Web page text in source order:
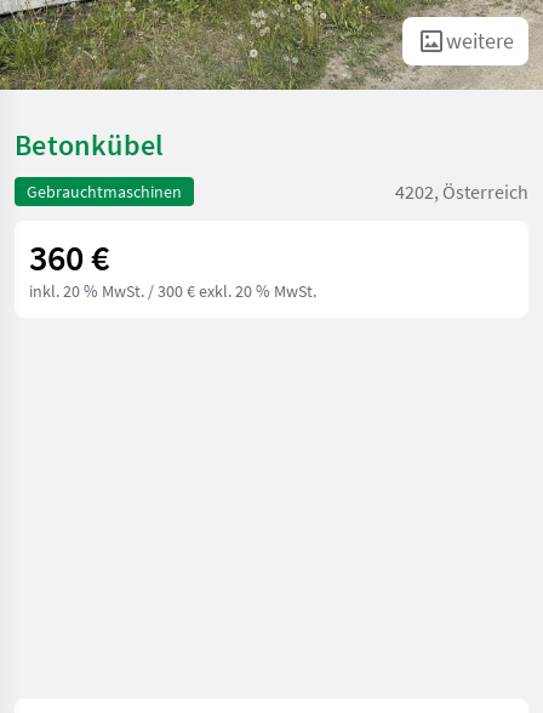
weitere
Betonkübel
Gebrauchtmaschinen 4202, Österreich
360 €
inkl. 20 % MwSt. / 300 € exkl. 20 % MwSt.